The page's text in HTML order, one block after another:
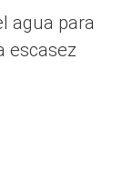
agua para
escasez